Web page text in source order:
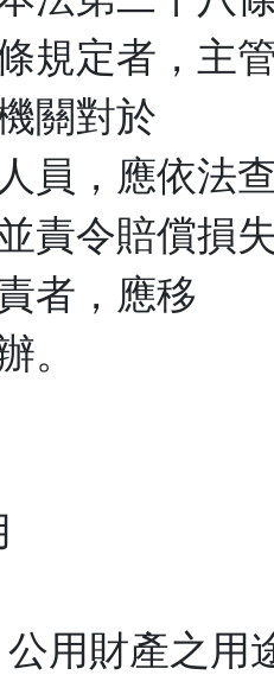
規定者，主
關對於
員，應依法
責令賠償損
者，應移
。
用財產之用